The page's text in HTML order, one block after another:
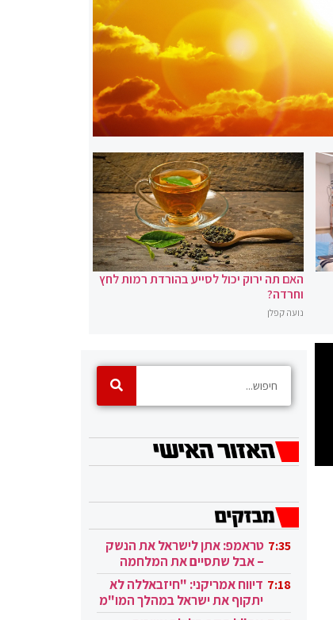
האם תה ירוק יכול לסייע בהורדת רמות לחץ
וחרדה?
נועה קפלן
7:35 טראמפ: אתן לישראל את הנשק
– אבל שתסיים את המלחמה
בעזה 7:18 דיווח אמריקני: "חיזבאללה לא
יתקוף את ישראל במהלך המו"מ
בקטאר"